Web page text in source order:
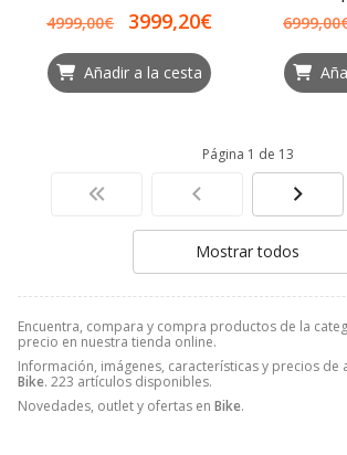
Encuentra, compara y compra productos de la
precio en nuestra tienda online.
Información, imágenes, características y precios de
Bike. 223 artículos disponibles.
Novedades, outlet y ofertas en Bike.
4999,00€
3999,20€
Añadir a la cesta
Página 1 de 13
Mostrar todos